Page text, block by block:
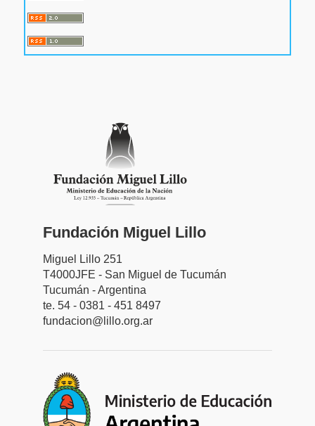
Fundación Miguel Lillo
Miguel Lillo 251
T4000JFE - San Miguel de Tucumán
Tucumán - Argentina
te. 54 - 0381 - 451 8497
fundacion@lillo.org.ar